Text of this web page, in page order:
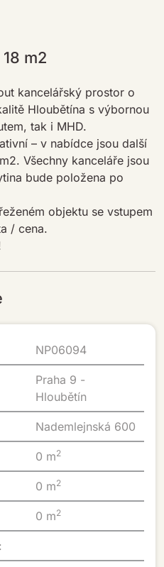
m2
kancelářský prostor o
Hloubětína s výbornou
tak i MHD.
– v nabídce jsou další
Všechny kanceláře jsou
bude položena po
objektu se vstupem
/ cena.
NP06094
Praha 9 -
Hloubětín
Nademlejnská 600
0 m2
0 m2
0 m2